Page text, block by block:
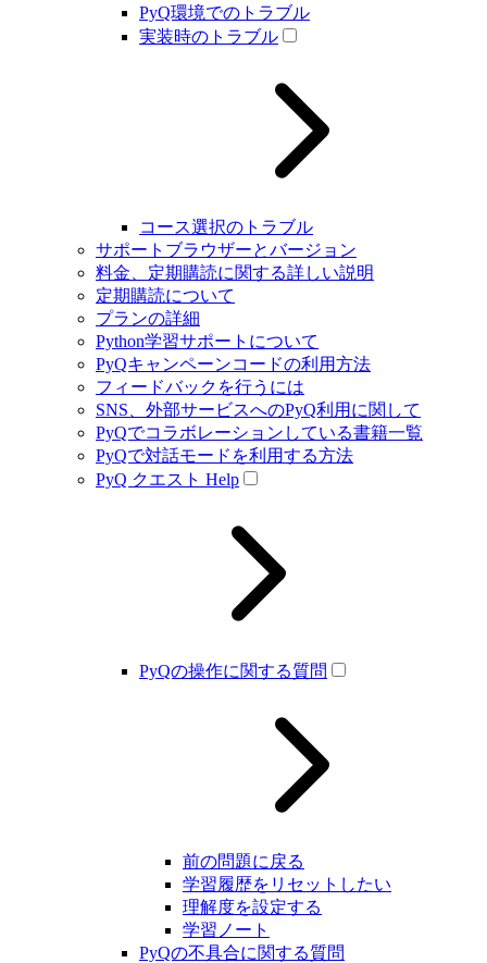
PyQ環境でのトラブル
実装時のトラブル
コース選択のトラブル
サポートブラウザーとバージョン
料金、定期購読に関する詳しい説明
定期購読について
プランの詳細
Python学習サポートについて
PyQキャンペーンコードの利用方法
フィードバックを行うには
SNS、外部サービスへのPyQ利用に関して
PyQでコラボレーションしている書籍一覧
PyQで対話モードを利用する方法
PyQ クエスト Help
PyQの操作に関する質問
前の問題に戻る
学習履歴をリセットしたい
理解度を設定する
学習ノート
PyQの不具合に関する質問